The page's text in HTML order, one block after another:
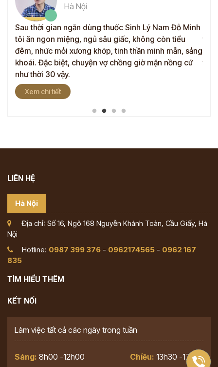
Hà Nội
Sau thời gian ngắn dùng thuốc Sinh Lý Nam Đỗ Minh
tôi ăn ngon miệng, ngủ sâu giấc, không còn tiểu
đêm, nhức mỏi xương khớp, tinh thần minh mẫn, sảng
khoái. Đặc biệt, chuyện vợ chồng giờ mặn nồng cứ
như thời 30 vậy.
Xem chi tiết
LIÊN HỆ
Hà Nội
Địa chỉ: Số 16, Ngõ 168 Nguyễn Khánh Toàn, Cầu Giấy, Hà
Nội
Hotline: 0987 399 376 - 0962174565 - 0962 167
835
TÌM HIỂU THÊM
KẾT NỐI
Làm việc tất cả các ngày trong tuần
Sáng: 8h00 -12h00 Chiều: 13h30 -17h30